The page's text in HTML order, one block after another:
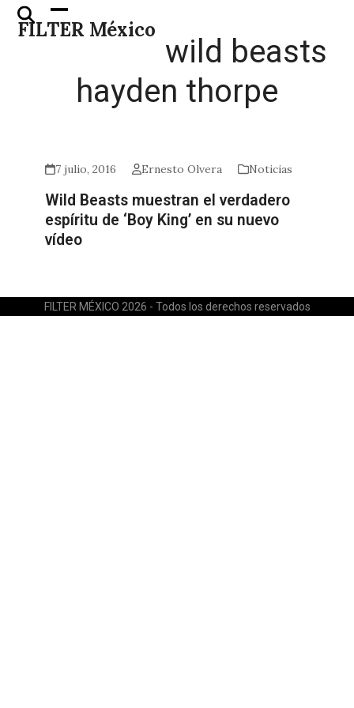
Skip
FILTER México
Open
mobile
Close
mobile
wild beasts
hayden thorpe
7 julio, 2016 Ernesto Olvera Noticias
Wild Beasts muestran el verdadero
espíritu de ‘Boy King’ en su nuevo
vídeo
FILTER MÉXICO 2026 - Todos los derechos reservados